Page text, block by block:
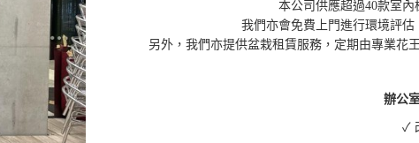
本公司供應超過40款室內
我們亦會免費上門進行環境評估
另外，我們亦提供盆栽租賃服務，定期由專業花
辦公
✓